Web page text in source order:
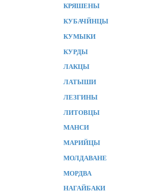
КРЯШЕНЫ
КУБАЧЙНЦЫ
КУМЫКИ
КУРДЫ
ЛАКЦЫ
ЛАТЫШИ
ЛЕЗГИНЫ
ЛИТОВЦЫ
МАНСИ
МАРИЙЦЫ
МОЛДАВАНЕ
МОРДВА
НАГАЙБАКИ